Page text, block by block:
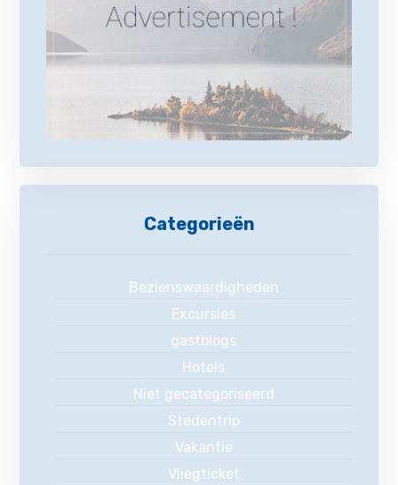
Categorieën
Bezienswaardigheden
Excursies
gastblogs
Hotels
Niet gecategoriseerd
Stedentrip
Vakantie
Vliegticket